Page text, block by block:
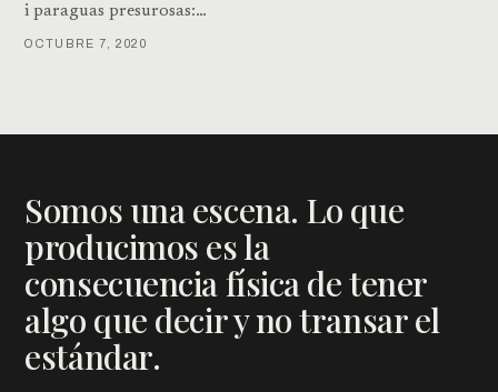
i paraguas presurosas:…
OCTUBRE 7, 2020
Somos una escena. Lo que
producimos es la
consecuencia física de tener
algo que decir y no transar el
estándar.